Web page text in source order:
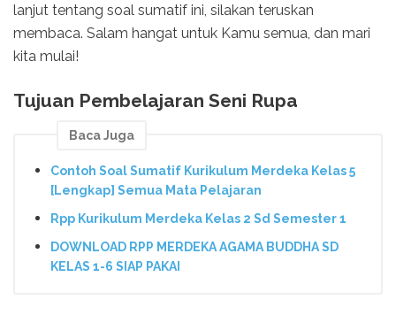
lanjut tentang soal sumatif ini, silakan teruskan
membaca. Salam hangat untuk Kamu semua, dan mari
kita mulai!
Tujuan Pembelajaran Seni Rupa
Baca Juga
Contoh Soal Sumatif Kurikulum Merdeka Kelas 5
[Lengkap] Semua Mata Pelajaran
Rpp Kurikulum Merdeka Kelas 2 Sd Semester 1
DOWNLOAD RPP MERDEKA AGAMA BUDDHA SD
KELAS 1-6 SIAP PAKAI